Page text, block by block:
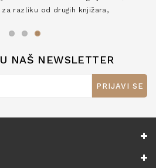
razliku od drugih knjižara,
NAŠ NEWSLETTER
PRIJAVI SE